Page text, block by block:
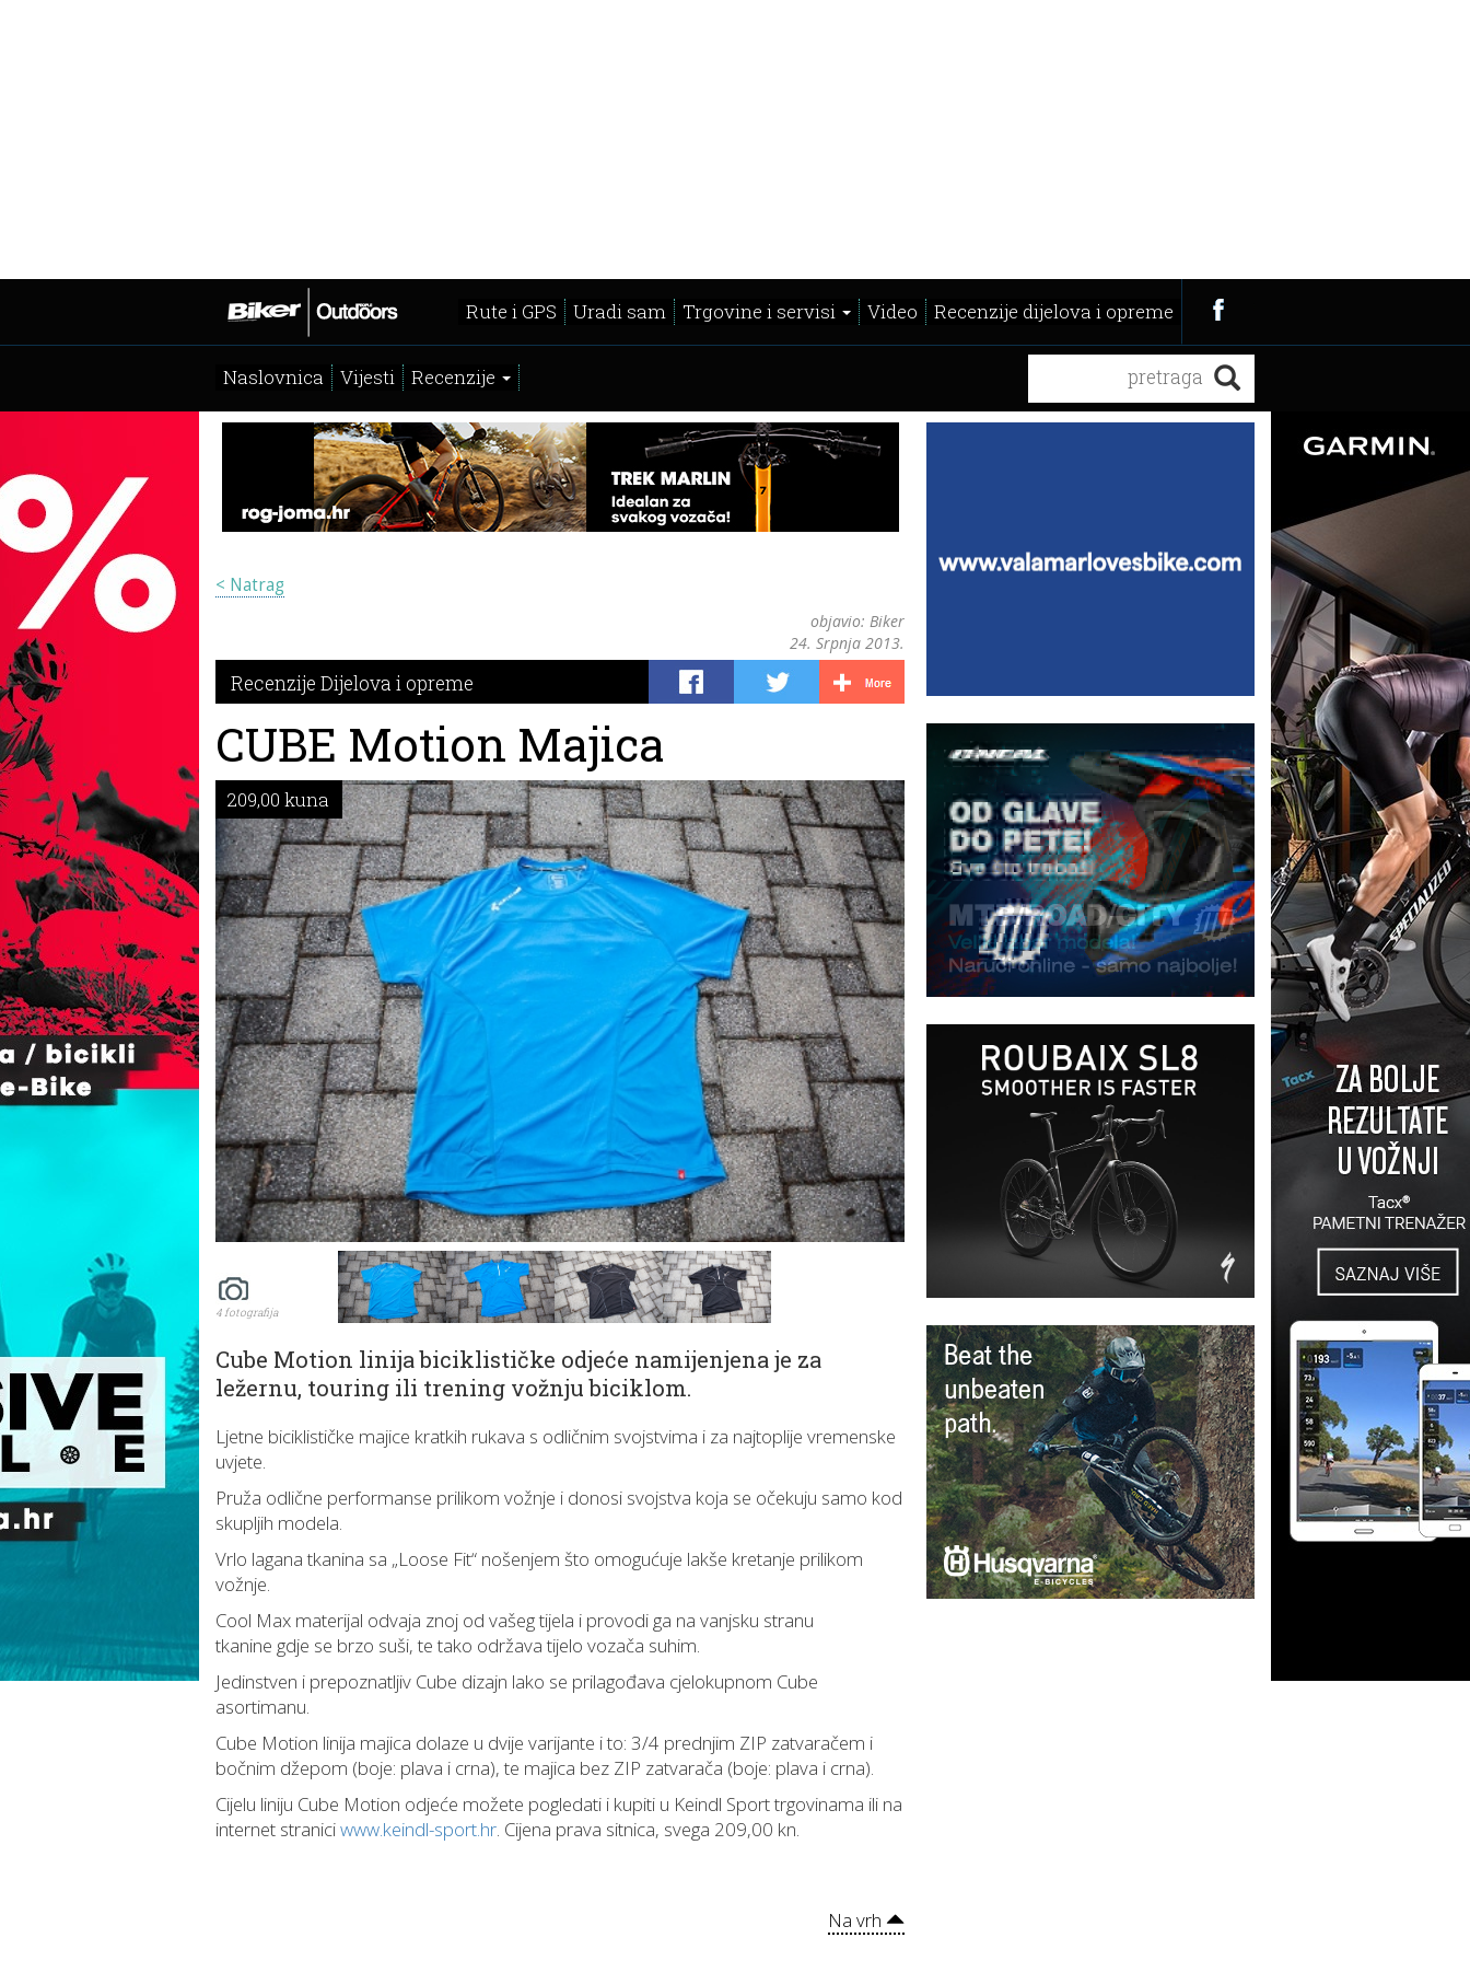
Rute i GPS Uradi sam Trgovine i servisi Video Recenzije dijelova i opreme
Naslovnica Vijesti Recenzije
< Natrag
objavio: Biker
24. Srpnja 2013.
Recenzije Dijelova i opreme
CUBE Motion Majica
209,00 kuna
4 fotografija
Cube Motion linija biciklističke odjeće namijenjena je za
ležernu, touring ili trening vožnju biciklom.
Ljetne biciklističke majice kratkih rukava s odličnim svojstvima i za najtoplije vremenske
uvjete.
Pruža odlične performanse prilikom vožnje i donosi svojstva koja se očekuju samo kod
skupljih modela.
Vrlo lagana tkanina sa „Loose Fit“ nošenjem što omogućuje lakše kretanje prilikom
vožnje.
Cool Max materijal odvaja znoj od vašeg tijela i provodi ga na vanjsku stranu
tkanine gdje se brzo suši, te tako održava tijelo vozača suhim.
Jedinstven i prepoznatljiv Cube dizajn lako se prilagođava cjelokupnom Cube
asortimanu.
Cube Motion linija majica dolaze u dvije varijante i to: 3/4 prednjim ZIP zatvaračem i
bočnim džepom (boje: plava i crna), te majica bez ZIP zatvarača (boje: plava i crna).
Cijelu liniju Cube Motion odjeće možete pogledati i kupiti u Keindl Sport trgovinama ili na
internet straniciwww.keindl-sport.hr. Cijena prava sitnica, svega 209,00 kn.
Na vrh